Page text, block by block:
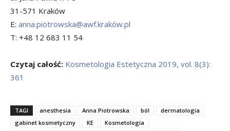
31-571 Kraków
E: anna.piotrowska@awf.kraków.pl
T: +48 12 683 11 54
Czytaj całość: Kosmetologia Estetyczna 2019, vol. 8(3):
361
TAGI anesthesia Anna Piotrowska ból
dermatologia
gabinet kosmetyczny
KE
Kosmetologia